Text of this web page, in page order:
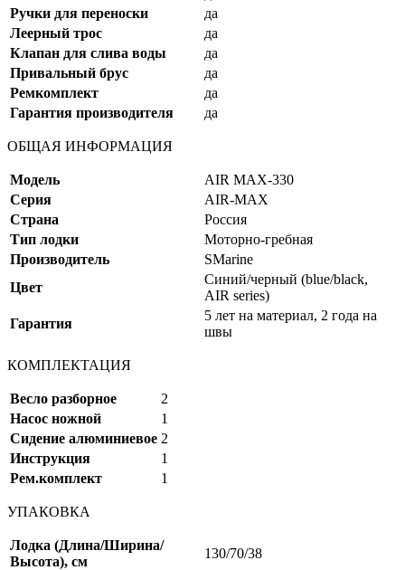
Ручки для переноски
да
Леерный трос
да
Клапан для слива воды
да
Привальный брус
да
Ремкомплект
да
Гарантия производителя
да
ОБЩАЯ ИНФОРМАЦИЯ
Модель
AIR MAX-330
Серия
AIR-MAX
Страна
Россия
Тип лодки
Моторно-гребная
Производитель
SMarine
Цвет
Синий/черный (blue/black,
AIR series)
Гарантия
5 лет на материал, 2 года на
швы
КОМПЛЕКТАЦИЯ
Весло разборное
2
Насос ножной
1
Сидение алюминиевое 2
Инструкция
1
Рем.комплект
1
УПАКОВКА
Лодка (Длина/Ширина/
Высота), см
130/70/38